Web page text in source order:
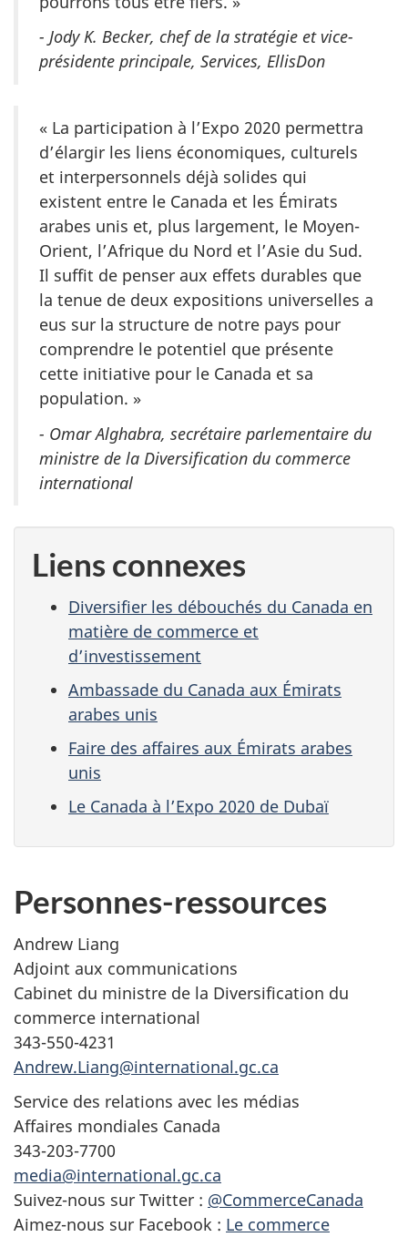
- Jody K. Becker, chef de la stratégie et vice-
présidente principale, Services, EllisDon
« La participation à l’Expo 2020 permettra
d’élargir les liens économiques, culturels
et interpersonnels déjà solides qui
existent entre le Canada et les Émirats
arabes unis et, plus largement, le Moyen-
Orient, l’Afrique du Nord et l’Asie du Sud.
Il suffit de penser aux effets durables que
la tenue de deux expositions universelles a
eus sur la structure de notre pays pour
comprendre le potentiel que présente
cette initiative pour le Canada et sa
population. »
- Omar Alghabra, secrétaire parlementaire du
ministre de la Diversification du commerce
international
Liens connexes
Diversifier les débouchés du Canada en
matière de commerce et
d’investissement
Ambassade du Canada aux Émirats
arabes unis
Faire des affaires aux Émirats arabes
unis
Le Canada à l’Expo 2020 de Dubaï
Personnes-ressources
Andrew Liang
Adjoint aux communications
Cabinet du ministre de la Diversification du
commerce international
343-550-4231
Andrew.Liang@international.gc.ca
Service des relations avec les médias
Affaires mondiales Canada
343-203-7700
media@international.gc.ca
Suivez-nous sur Twitter : @CommerceCanada
Aimez-nous sur Facebook : Le commerce